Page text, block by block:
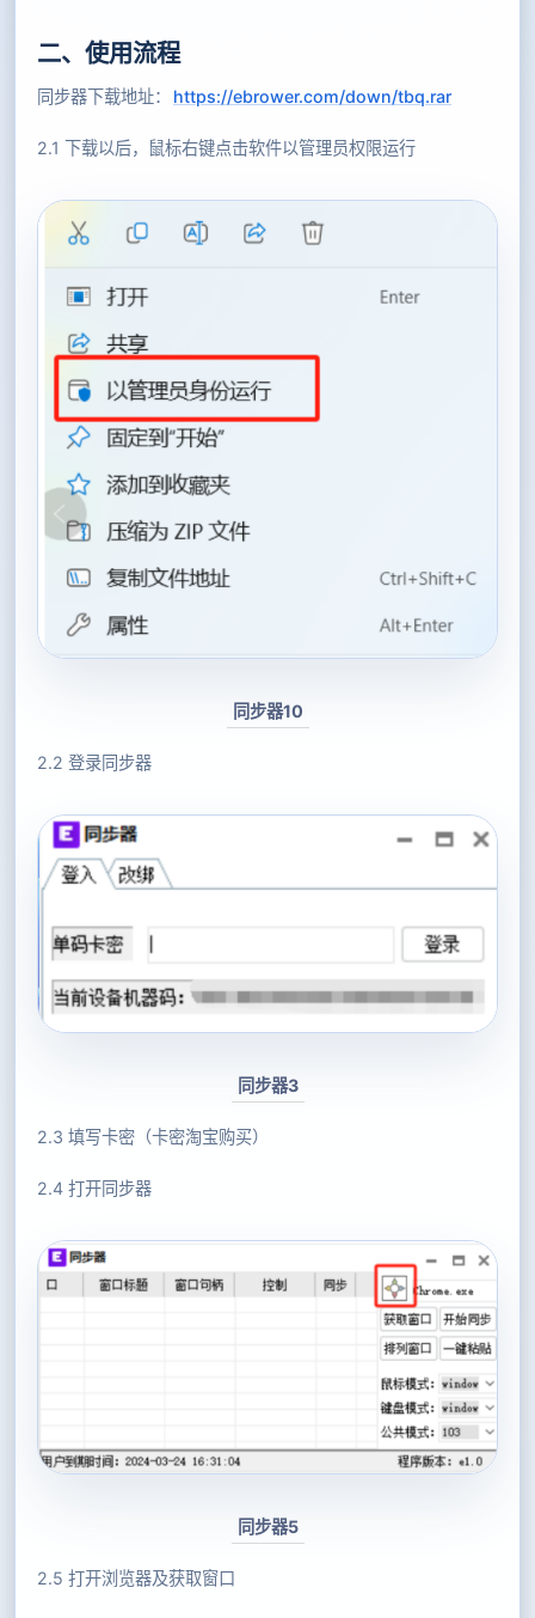
二、使用流程
同步器下载地址： https://ebrower.com/down/tbq.rar
2.1 下载以后，鼠标右键点击软件以管理员权限运行
同步器10
2.2 登录同步器
同步器3
2.3 填写卡密（卡密淘宝购买）
2.4 打开同步器
同步器5
2.5 打开浏览器及获取窗口